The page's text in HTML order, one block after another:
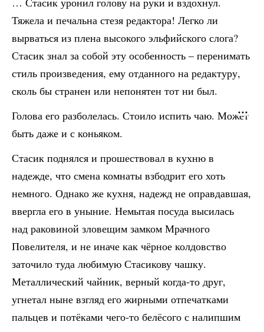
Тяжела и печальна стезя редактора! Легко ли
вырваться из плена высокого эльфийского слога?
Стасик знал за собой эту особенность – перенимать
стиль произведения, ему отданного на редактуру,
сколь бы странен или непонятен тот ни был.
Голова его разболелась. Стоило испить чаю. Может
быть даже и с коньяком.
Стасик поднялся и прошествовал в кухню в
надежде, что смена комнаты взбодрит его хоть
немного. Однако же кухня, надежд не оправдавшая,
ввергла его в уныние. Немытая посуда высилась
над раковиной зловещим замком Мрачного
Повелителя, и не иначе как чёрное колдовство
заточило туда любимую Стасикову чашку.
Металлический чайник, верный когда-то друг,
угнетал ныне взгляд его жирными отпечатками
пальцев и потёками чего-то белёсого с налипшим